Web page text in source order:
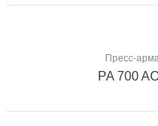
Пресс-
PA 700